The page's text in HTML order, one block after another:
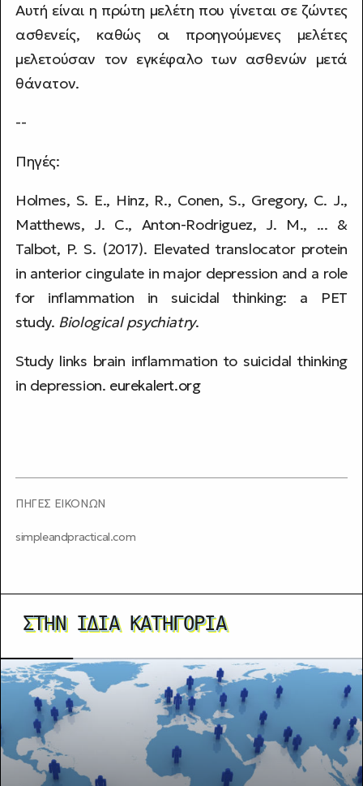
Αυτή είναι η πρώτη μελέτη που γίνεται σε ζώντες
ασθενείς, καθώς οι προηγούμενες μελέτες
μελετούσαν τον εγκέφαλο των ασθενών μετά
θάνατον.
--
Πηγές:
Holmes, S. E., Hinz, R., Conen, S., Gregory, C. J.,
Matthews, J. C., Anton-Rodriguez, J. M., ... &
Talbot, P. S. (2017). Elevated translocator protein
in anterior cingulate in major depression and a role
for inflammation in suicidal thinking: a PET
study. Biological psychiatry.
Study links brain inflammation to suicidal thinking
in depression. eurekalert.org
ΠΗΓΕΣ ΕΙΚΟΝΩΝ
simpleandpractical.com
ΣΤΗΝ ΊΔΙΑ ΚΑΤΗΓΟΡΊΑ